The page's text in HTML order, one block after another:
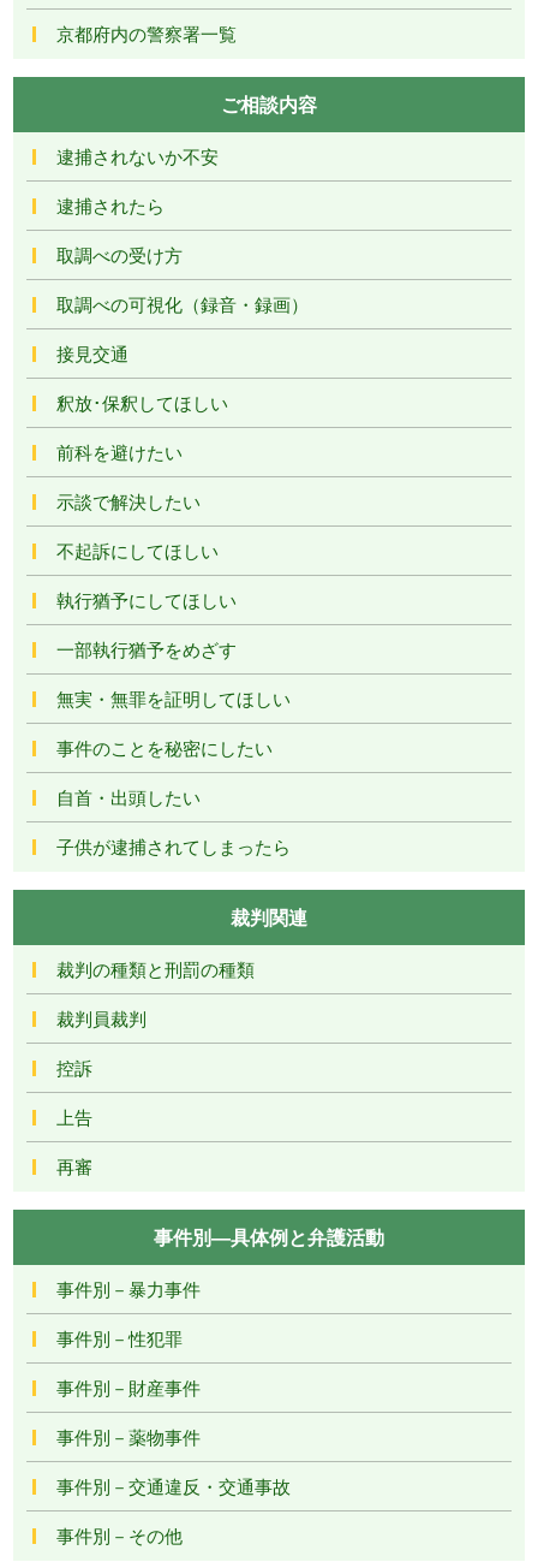
京都府内の警察署一覧
ご相談内容
逮捕されないか不安
逮捕されたら
取調べの受け方
取調べの可視化（録音・録画）
接見交通
釈放･保釈してほしい
前科を避けたい
示談で解決したい
不起訴にしてほしい
執行猶予にしてほしい
一部執行猶予をめざす
無実・無罪を証明してほしい
事件のことを秘密にしたい
自首・出頭したい
子供が逮捕されてしまったら
裁判関連
裁判の種類と刑罰の種類
裁判員裁判
控訴
上告
再審
事件別―具体例と弁護活動
事件別－暴力事件
事件別－性犯罪
事件別－財産事件
事件別－薬物事件
事件別－交通違反・交通事故
事件別－その他